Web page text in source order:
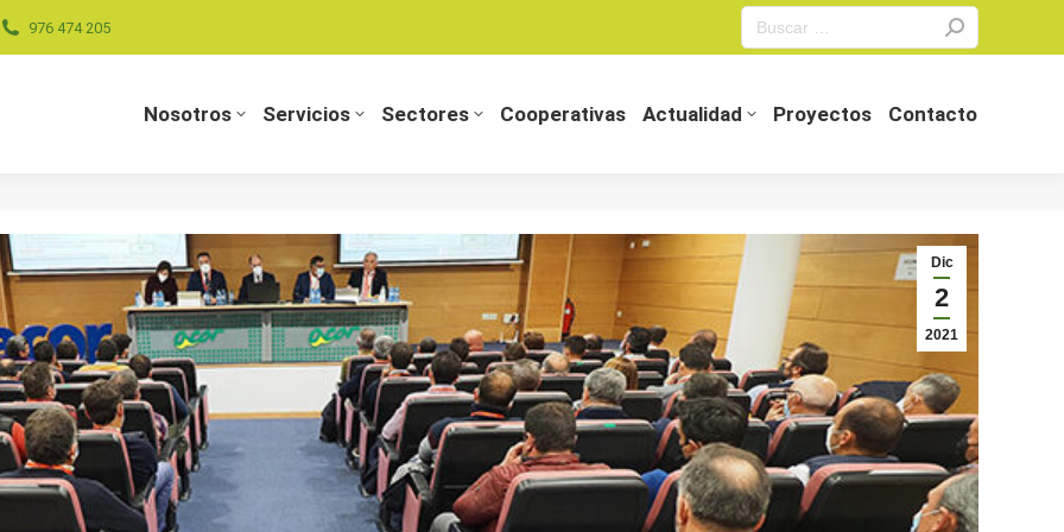
976 474 205
Search:
Nosotros Servicios Sectores Cooperativas Actualidad Proyectos Contacto
Dic
2
2021
Actualidad Proyectos Contacto